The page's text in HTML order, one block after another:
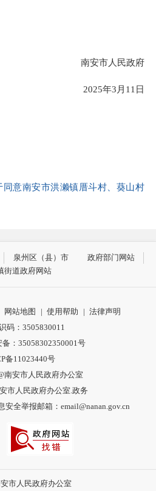
南安市人民政府
2025年3月11日
同意南安市洪濑镇厝斗村、葵山村
泉州区（县）市
政府部门网站
街道政府网站
网站地图 | 使用帮助 | 法律声明
码：3505830011
备：35058302350001号
备11023440号
南安市人民政府办公室
市人民政府办公室.政务
全举报邮箱：email@nanan.gov.cn
市人民政府办公室